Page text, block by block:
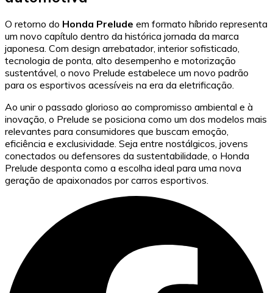
O retorno do Honda Prelude em formato híbrido representa
um novo capítulo dentro da histórica jornada da marca
japonesa. Com design arrebatador, interior sofisticado,
tecnologia de ponta, alto desempenho e motorização
sustentável, o novo Prelude estabelece um novo padrão
para os esportivos acessíveis na era da eletrificação.
Ao unir o passado glorioso ao compromisso ambiental e à
inovação, o Prelude se posiciona como um dos modelos mais
relevantes para consumidores que buscam emoção,
eficiência e exclusividade. Seja entre nostálgicos, jovens
conectados ou defensores da sustentabilidade, o Honda
Prelude desponta como a escolha ideal para uma nova
geração de apaixonados por carros esportivos.